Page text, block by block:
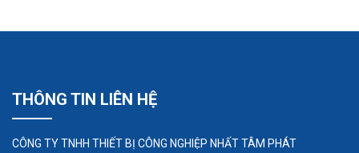
THÔNG TIN LIÊN HỆ
CÔNG TY TNHH THIẾT BỊ CÔNG NGHIỆP NHẤT TÂM PHÁT